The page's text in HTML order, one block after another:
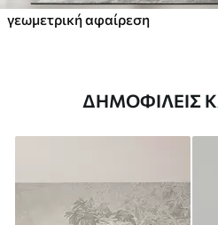
γεωμετρική αφαίρεση
ΔΗΜΟΦΙΛΕΊΣ